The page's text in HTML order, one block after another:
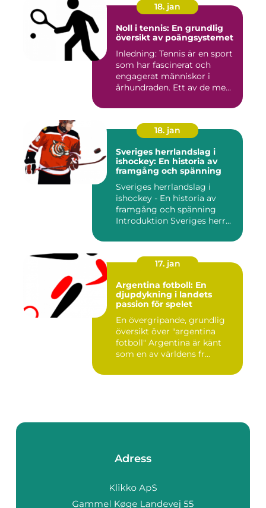
18. jan
Noll i tennis: En grundlig
översikt av poängsystemet
Inledning: Tennis är en sport
som har fascinerat och
engagerat människor i
århundraden. Ett av de me...
18. jan
Sveriges herrlandslag i
ishockey: En historia av
framgång och spänning
Sveriges herrlandslag i
ishockey - En historia av
framgång och spänning
Introduktion Sveriges herr...
17. jan
Argentina fotboll: En
djupdykning i landets
passion för spelet
En övergripande, grundlig
översikt över "argentina
fotboll" Argentina är känt
som en av världens fr...
Adress